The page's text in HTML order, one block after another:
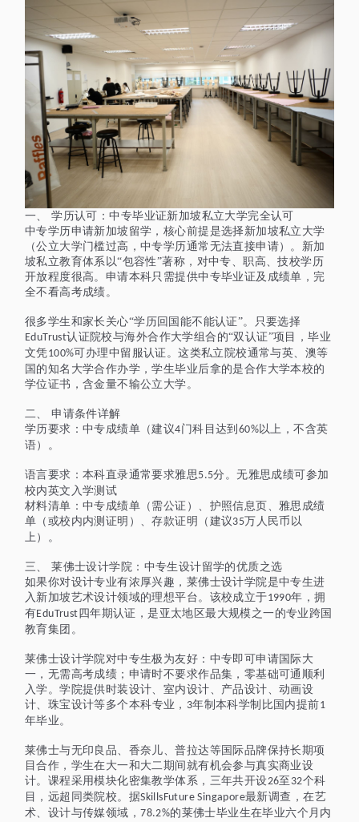
一、
学历认可：中专毕业证新加坡私立大学完全认可
中专学历申请新加坡留学，核心前提是选择新加坡私立大学
（公立大学门槛过高，中专学历通常无法直接申请）。新加
坡私立教育体系以“包容性”著称，对中专、职高、技校学历
开放程度很高。申请本科只需提供中专毕业证及成绩单，完
全不看高考成绩。
很多学生和家长关心“学历回国能不能认证”。只要选择
EduTrust认证院校与海外合作大学组合的“双认证”项目，毕业
文凭100%可办理中留服认证。这类私立院校通常与英、澳等
国的知名大学合作办学，学生毕业后拿的是合作大学本校的
学位证书，含金量不输公立大学。
二、
申请条件详解
学历要求：中专成绩单（建议4门科目达到 60%以上 ，不含英
语）。
语言要求：本科直录通常要求雅思5.5分。无雅思成绩可参加
校内英文入学测试
材料清单：中专成绩单（需公证）、护照信息页、雅思成绩
单（或校内内测证明）、存款证明（建议35万人民币以
上）。
三、
莱佛士设计学院：中专生设计留学的优质之选
如果你对设计专业有浓厚兴趣，莱佛士设计学院是中专生进
入新加坡艺术设计领域的理想平台。该校成立于1990年，拥
有EduTrust 四年期认证，是亚太地区最大规模之一的专业跨国
教育集团。
莱佛士设计学院对中专生极为友好：中专即可申请国际大
一，无需高考成绩；申请时不要求作品集，零基础可通顺利
入学。学院提供时装设计、室内设计、产品设计、动画设
计、珠宝设计等多个本科专业， 3年制本科学制比国内提前1
年毕业。
莱佛士与无印良品、香奈儿、普拉达等国际品牌保持长期项
目合作，学生在大一和大二期间就有机会参与真实商业设
计。课程采用模块化密集教学体系，三年共开设26至 32个科
目，远超同类院校。据SkillsFuture Singapore最新调查，在艺
术、设计与传媒领域，78.2%的莱佛士毕业生在毕业六个月内